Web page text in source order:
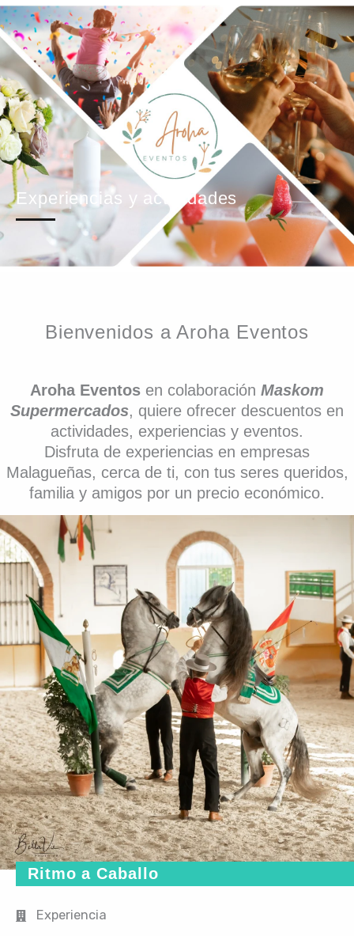
Experiencias y actividades
Bienvenidos a Aroha Eventos
Aroha Eventos en colaboración Maskom
Supermercados, quiere ofrecer descuentos en
actividades, experiencias y eventos.
Disfruta de experiencias en empresas
Malagueñas, cerca de ti, con tus seres queridos,
familia y amigos por un precio económico.
Ritmo a Caballo
Experiencia